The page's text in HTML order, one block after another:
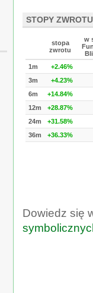
STOPY ZWROTU
stopa
zwrotu
w
1m
+2.46%
3m
+4.23%
6m
+14.84%
12m
+28.87%
24m
+31.58%
36m
+36.33%
Dowiedz się